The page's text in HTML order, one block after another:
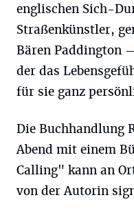
englischen Sich-
Straßenkünstler,
Bären Paddington
der das
für sie ganz
Die Buchhandlung
Abend mit einem
Calling" kann an
von der Autorin